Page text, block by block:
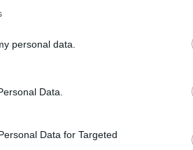
personal data.
Data.
Data for Targeted